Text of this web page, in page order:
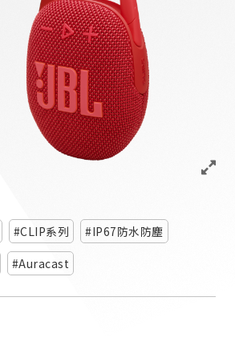
活動
CLIP系列
IP67防水防塵
Auracast